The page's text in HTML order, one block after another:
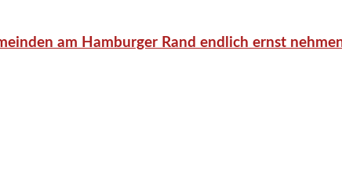
am Hamburger Rand endlich ernst